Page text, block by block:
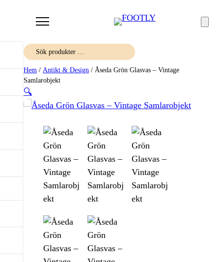
Sök
Hem / Antikt & Design / Åseda Grön Glasvas – Vintage
Samlarobjekt
🔍